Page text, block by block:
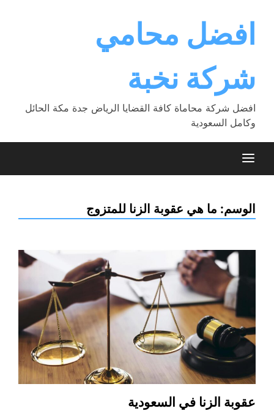
contentافضل محامي
شركة نخبة
افضل شركة محاماة كافة القضايا الرياض جدة مكة الحائل
وكامل السعودية
الوسم: ما هي عقوبة الزنا للمتزوج
عقوبة الزنا في السعودية